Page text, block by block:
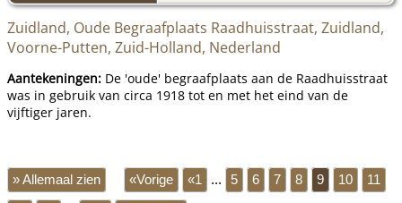
Zuidland, Oude Begraafplaats Raadhuisstraat, Zuidland,
Voorne-Putten, Zuid-Holland, Nederland
Aantekeningen: De 'oude' begraafplaats aan de Raadhuisstraat
was in gebruik van circa 1918 tot en met het eind van de
vijftiger jaren.
» Allemaal zien «Vorige «1 ... 5 6 7 8 9 10 11